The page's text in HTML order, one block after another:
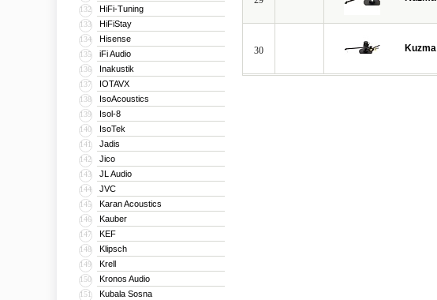
132 HiFi-Tuning
133 HiFiStay
134 Hisense
135 iFi Audio
136 Inakustik
137 IOTAVX
138 IsoAcoustics
139 Isol-8
140 IsoTek
141 Jadis
142 Jico
143 JL Audio
144 JVC
145 Karan Acoustics
146 Kauber
147 KEF
148 Klipsch
149 Krell
150 Kronos Audio
151 Kubala Sosna
30 Kuzma